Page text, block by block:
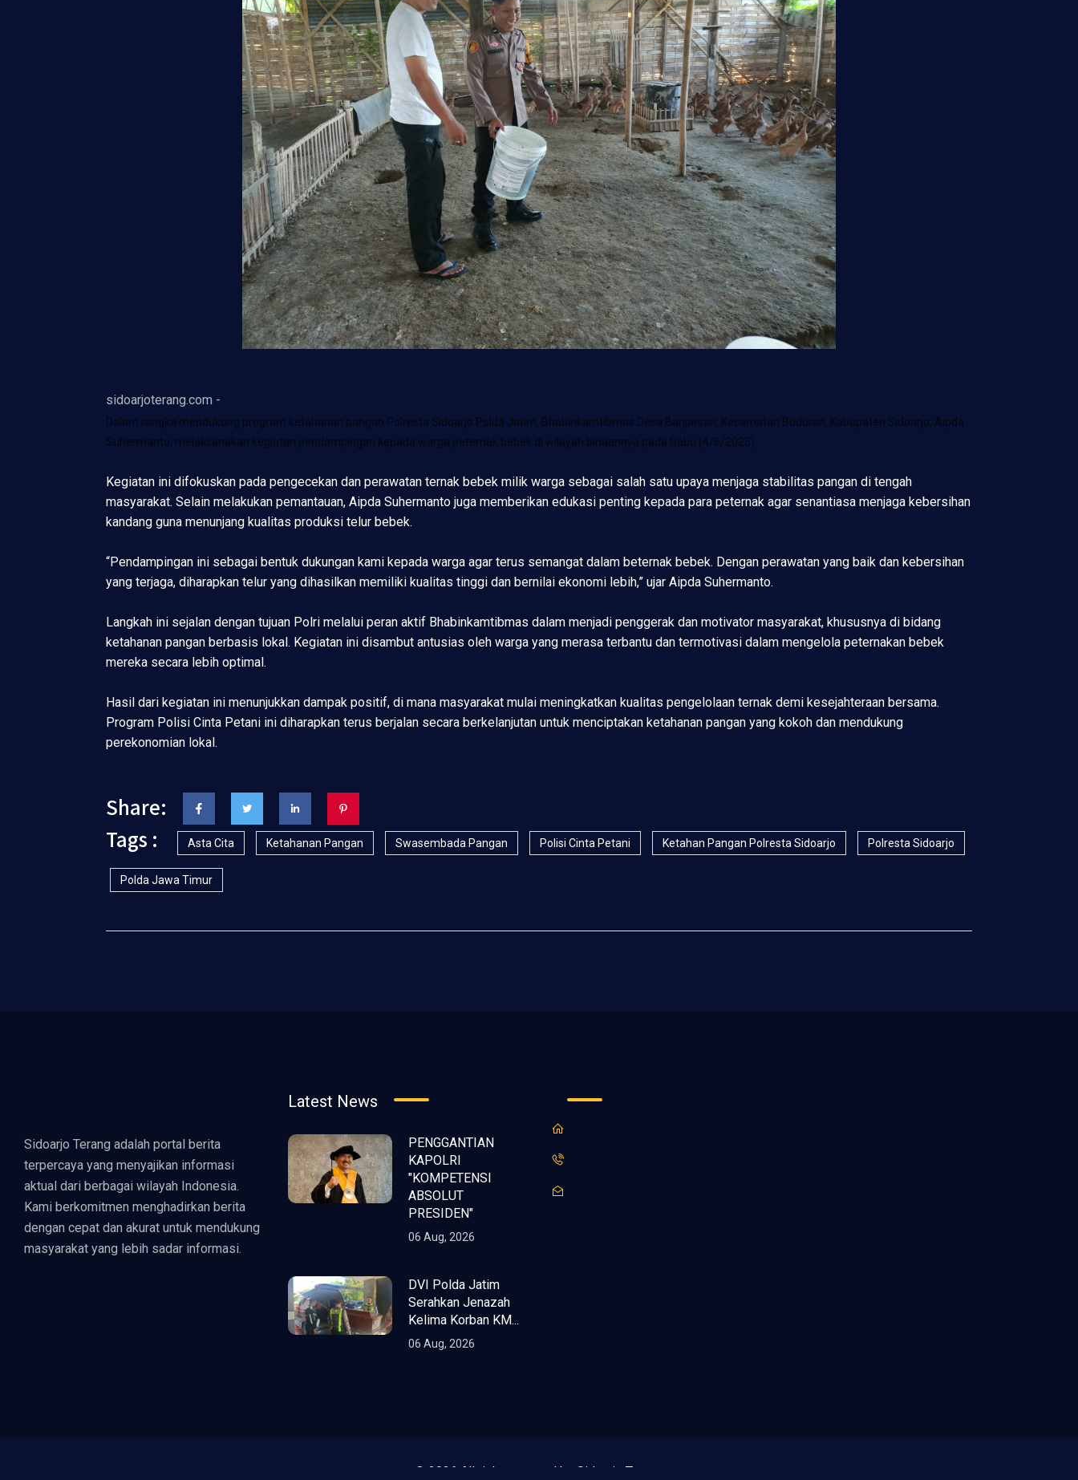
sidoarjoterang.com -
Dalam rangka mendukung program ketahanan pangan Polresta Sidoarjo Polda Jatim, Bhabinkamtibmas Desa Banjarsari, Kecamatan Buduran, Kabupaten Sidoarjo, Aipda
Suhermanto, melaksanakan kegiatan pendampingan kepada warga peternak bebek di wilayah binaannya pada Rabu (4/6/2025).
Kegiatan ini difokuskan pada pengecekan dan perawatan ternak bebek milik warga sebagai salah satu upaya menjaga stabilitas pangan di tengah
masyarakat. Selain melakukan pemantauan, Aipda Suhermanto juga memberikan edukasi penting kepada para peternak agar senantiasa menjaga kebersihan
kandang guna menunjang kualitas produksi telur bebek.
“Pendampingan ini sebagai bentuk dukungan kami kepada warga agar terus semangat dalam beternak bebek. Dengan perawatan yang baik dan kebersihan
yang terjaga, diharapkan telur yang dihasilkan memiliki kualitas tinggi dan bernilai ekonomi lebih,” ujar Aipda Suhermanto.
Langkah ini sejalan dengan tujuan Polri melalui peran aktif Bhabinkamtibmas dalam menjadi penggerak dan motivator masyarakat, khususnya di bidang
ketahanan pangan berbasis lokal. Kegiatan ini disambut antusias oleh warga yang merasa terbantu dan termotivasi dalam mengelola peternakan bebek
mereka secara lebih optimal.
Hasil dari kegiatan ini menunjukkan dampak positif, di mana masyarakat mulai meningkatkan kualitas pengelolaan ternak demi kesejahteraan bersama.
Program Polisi Cinta Petani ini diharapkan terus berjalan secara berkelanjutan untuk menciptakan ketahanan pangan yang kokoh dan mendukung
perekonomian lokal.
Share:
Tags :
Asta Cita Ketahanan Pangan Swasembada Pangan Polisi Cinta Petani Ketahan Pangan Polresta Sidoarjo Polresta Sidoarjo
Polda Jawa Timur
Sidoarjo Terang adalah portal berita
terpercaya yang menyajikan informasi
aktual dari berbagai wilayah Indonesia.
Kami berkomitmen menghadirkan berita
dengan cepat dan akurat untuk mendukung
masyarakat yang lebih sadar informasi.
Latest News
PENGGANTIAN
KAPOLRI
"KOMPETENSI
ABSOLUT
PRESIDEN"
06 Aug, 2026
DVI Polda Jatim
Serahkan Jenazah
Kelima Korban KM...
06 Aug, 2026
© 2026 All right reserved by Sidoarjo Terang